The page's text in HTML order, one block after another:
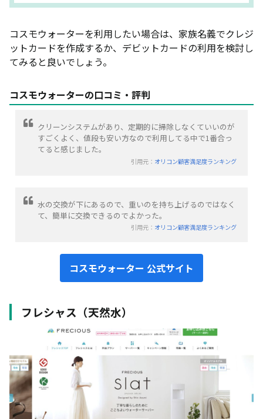
コスモウォーターを利用したい場合は、家族名義でクレジ
ットカードを作成するか、デビットカードの利用を検討し
てみると良いでしょう。
コスモウォーターの口コミ・評判
クリーンシステムがあり、定期的に掃除しなくていいのが
すごくよく、値段も安い方なので利用してる中で1番合っ
てると感じました。
引用元： オリコン顧客満足度ランキング
水の交換が下にあるので、重いのを持ち上げるのではなく
て、簡単に交換できるのでよかった。
引用元： オリコン顧客満足度ランキング
コスモウォーター 公式サイト
フレシャス（天然水）